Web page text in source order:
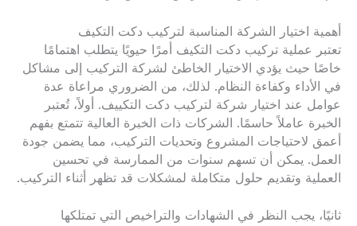
أهمية اختيار الشركة المناسبة لتركيب دكت التكيف
تعتبر عملية تركيب دكت التكيف أمرًا حيويًا يتطلب اهتمامًا
خاصًا حيث يؤدي الاختيار الخاطئ لشركة التركيب إلى مشاكل
في الأداء وكفاءة النظام. لذلك، من الضروري مراعاة عدة
عوامل عند اختيار شركة لتركيب دكت التكييف. أولاً، تُعتبر
الخبرة عاملاً حاسمًا. الشركات ذات الخبرة العالية تتمتع بفهم
أعمق لاحتياجات المشروع وتحديات التركيب، مما يضمن جودة
العمل. يمكن أن تسهم سنوات من الممارسة في تحسين
العملية وتقديم حلول متكاملة لمشكلات قد تظهر أثناء التركيب.
ثانيًا، يجب النظر في الشهادات والتراخيص التي تمتلكها